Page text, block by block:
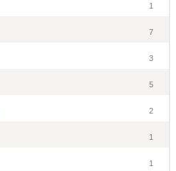
1
7
3
5
2
1
1